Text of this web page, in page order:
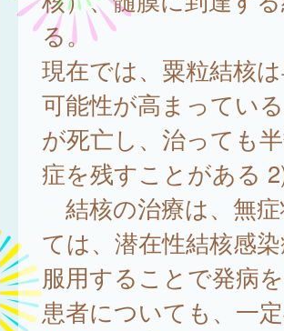
る。
現在では、粟粒結核
可能性が高まってい
が死亡し、治っても
症を残すことがある 2)
結核の治療は、無
ては、潜在性結核感
服用することで発病を
患者についても、一